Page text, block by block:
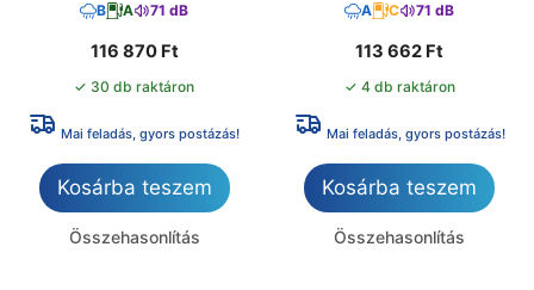
B A 71 dB
116 870 Ft
✓ 30 db raktáron
Mai feladás, gyors postázás!
Kosárba teszem
Összehasonlítás
A C 71 dB
113 662 Ft
✓ 4 db raktáron
Mai feladás, gyors postázás!
Kosárba teszem
Összehasonlítás